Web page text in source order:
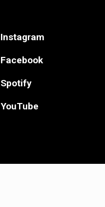
Instagram
Facebook
Spotify
YouTube